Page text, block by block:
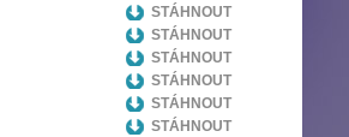
STÁHNOUT
STÁHNOUT
STÁHNOUT
STÁHNOUT
STÁHNOUT
STÁHNOUT